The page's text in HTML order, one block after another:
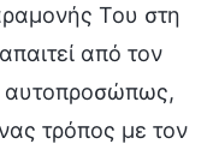
Του στη
από τον
αυτοπροσώπως,
τρόπος με τον